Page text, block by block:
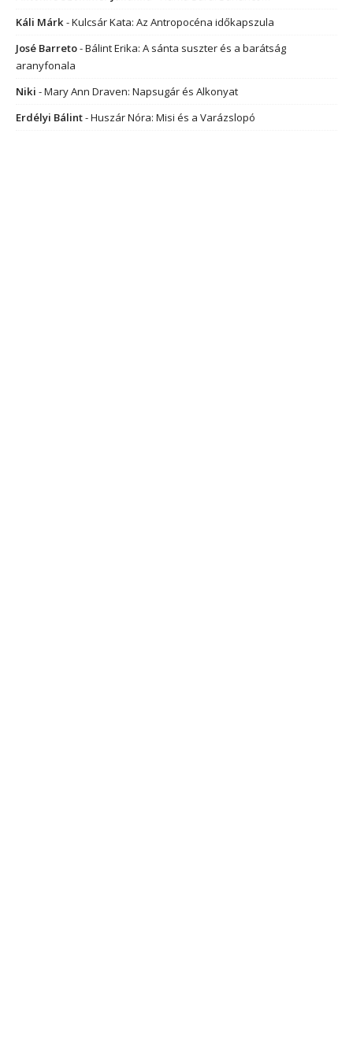
Káli Márk-Kulcsár Kata: Az Antropocéna időkapszula
José Barreto-Bálint Erika: A sánta suszter és a barátság
aranyfonala
Niki -Mary Ann Draven: Napsugár és Alkonyat
Erdélyi Bálint-Huszár Nóra: Misi és a Varázslopó